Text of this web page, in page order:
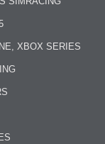
XBOX SERIES